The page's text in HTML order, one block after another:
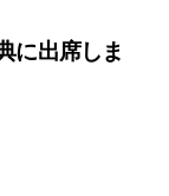
に出席しま